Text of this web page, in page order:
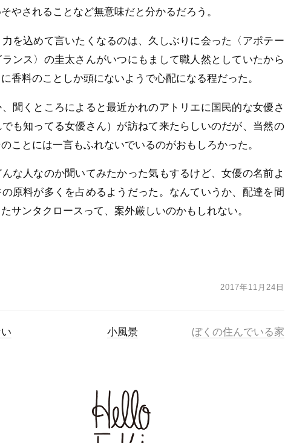
やされることなど無意味だと分かるだろう。
を込めて言いたくなるのは、久しぶりに会った〈アポテー
ンス〉の圭太さんがいつにもまして職人然としていたから
香料のことしか頭にないようで心配になる程だった。
、聞くところによると最近かれのアトリエに国民的な女優さ
でも知ってる女優さん）が訪ねて来たらしいのだが、当然の
ことには一言もふれないでいるのがおもしろかった。
んな人なのか聞いてみたかった気もするけど、女優の名前よ
の原料が多くを占めるようだった。なんていうか、配達を間
サンタクロースって、案外厳しいのかもしれない。
2017年11月24日
小風景 ぼくの住んでいる家